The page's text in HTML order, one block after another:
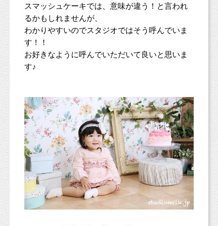
スマッシュケーキでは、意味が違う！と言われ
るかもしれませんが、
わかりやすいのでスタジオではそう呼んでいま
す！！
お好きなように呼んでいただいて良いと思いま
す♪